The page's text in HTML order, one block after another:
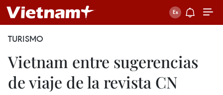
TURISMO
Vietnam entre sugerencias
de viaje de la revista CN